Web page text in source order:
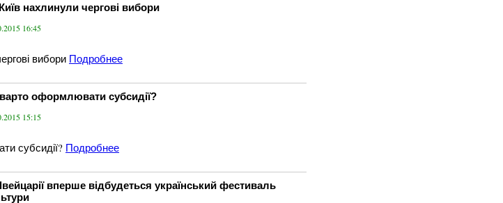
нахлинули чергові вибори
16:45
вибори Подробнее
оформлювати субсидії?
15:15
субсидії? Подробнее
вперше відбудеться український фестиваль